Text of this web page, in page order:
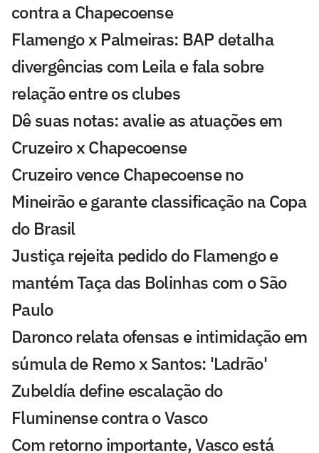
contra a Chapecoense
Flamengo x Palmeiras: BAP detalha
divergências com Leila e fala sobre
relação entre os clubes
Dê suas notas: avalie as atuações em
Cruzeiro x Chapecoense
Cruzeiro vence Chapecoense no
Mineirão e garante classificação na Copa
do Brasil
Justiça rejeita pedido do Flamengo e
mantém Taça das Bolinhas com o São
Paulo
Daronco relata ofensas e intimidação em
súmula de Remo x Santos: 'Ladrão'
Zubeldía define escalação do
Fluminense contra o Vasco
Com retorno importante, Vasco está